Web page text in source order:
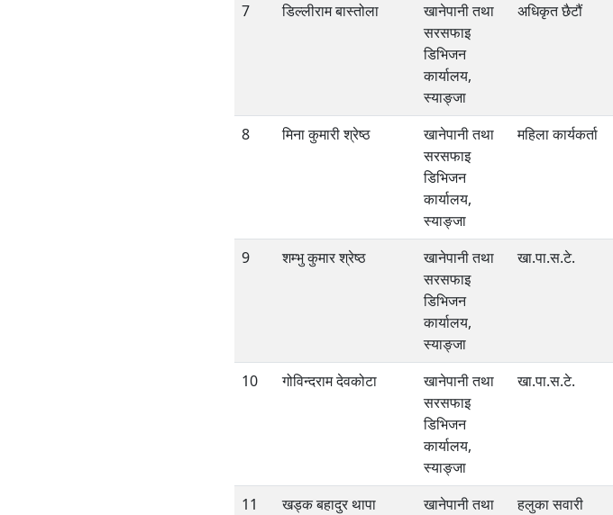
7 डिल्लीराम बास्तोला
खानेपानी तथा
सरसफाइ
डिभिजन
कार्यालय,
स्याङ्जा
अधिकृत छैटौं
8 मिना कुमारी श्रेष्ठ
खानेपानी तथा
सरसफाइ
डिभिजन
कार्यालय,
स्याङ्जा
महिला कार्यकर्ता
9 शम्भु कुमार श्रेष्ठ
खानेपानी तथा
सरसफाइ
डिभिजन
कार्यालय,
स्याङ्जा
खा.पा.स.टे.
10 गोविन्दराम देवकोटा
खानेपानी तथा
सरसफाइ
डिभिजन
कार्यालय,
स्याङ्जा
खा.पा.स.टे.
11 खड्क बहादुर थापा
खानेपानी तथा
हलुका सवारी